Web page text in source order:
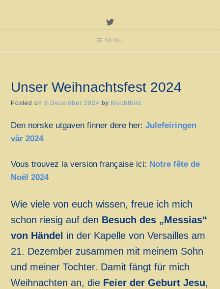
MENU
Unser Weihnachtsfest 2024
Posted on9 December 2024 by Mechthild
Den norske utgaven finner dere her:Julefeiringen
vår 2024
Vous trouvez la version française ici: Notre fête de
Noël 2024
Wie viele von euch wissen, freue ich mich
schon riesig auf den Besuch des „Messias“
von Händel in der Kapelle von Versailles am
21. Dezember zusammen mit meinem Sohn
und meiner Tochter. Damit fängt für mich
Weihnachten an, die Feier der Geburt Jesu,